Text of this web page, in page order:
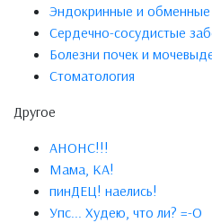
Эндокринные и обменные
Сердечно-сосудистые
Болезни почек и
Стоматология
Другое
АНОНС!!!
Мама, КА!
пинДЕЦ! наелись!
Упс... Худею, что ли? =-О